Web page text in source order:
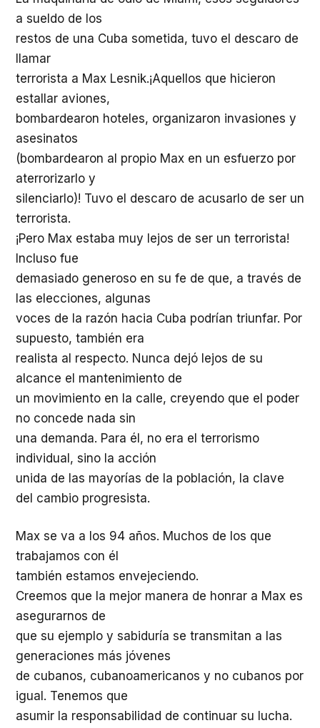
a sueldo de los
restos de una Cuba sometida, tuvo el descaro de
llamar
terrorista a Max Lesnik.¡Aquellos que hicieron
estallar aviones,
bombardearon hoteles, organizaron invasiones y
asesinatos
(bombardearon al propio Max en un esfuerzo por
aterrorizarlo y
silenciarlo)! Tuvo el descaro de acusarlo de ser un
terrorista.
¡Pero Max estaba muy lejos de ser un terrorista!
Incluso fue
demasiado generoso en su fe de que, a través de
las elecciones, algunas
voces de la razón hacia Cuba podrían triunfar. Por
supuesto, también era
realista al respecto. Nunca dejó lejos de su
alcance el mantenimiento de
un movimiento en la calle, creyendo que el poder
no concede nada sin
una demanda. Para él, no era el terrorismo
individual, sino la acción
unida de las mayorías de la población, la clave
del cambio progresista.
Max se va a los 94 años. Muchos de los que
trabajamos con él
también estamos envejeciendo.
Creemos que la mejor manera de honrar a Max es
asegurarnos de
que su ejemplo y sabiduría se transmitan a las
generaciones más jóvenes
de cubanos, cubanoamericanos y no cubanos por
igual. Tenemos que
asumir la responsabilidad de continuar su lucha.